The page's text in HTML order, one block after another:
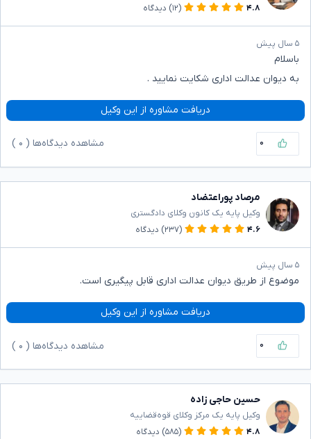
۴.۸ (۱۲) دیدگاه
۵ سال پیش
باسلام
به دیوان عدالت اداری شکایت نمایید .
دریافت مشاوره از این وکیل
۰ مشاهده دیدگاه‌ها ( ۰
مرصاد پوراعتضاد
وکیل پایه یک کانون وکلای دادگستری
۴.۶
(۲۳۷) دیدگاه
۵ سال پیش
موضوع از طریق دیوان عدالت اداری قابل پیگیری است.
دریافت مشاوره از این وکیل
۰ مشاهده دیدگاه‌ها ( ۰
حسین حاجی زاده
وکیل پایه یک مرکز وکلای قوه‌قضاییه
۴.۸
(۵۸۵) دیدگاه